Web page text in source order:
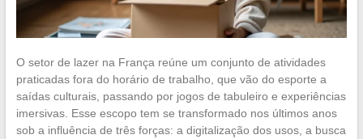
O setor de lazer na França reúne um conjunto de atividades
praticadas fora do horário de trabalho, que vão do esporte a
saídas culturais, passando por jogos de tabuleiro e experiências
imersivas. Esse escopo tem se transformado nos últimos anos
sob a influência de três forças: a digitalização dos usos, a busca